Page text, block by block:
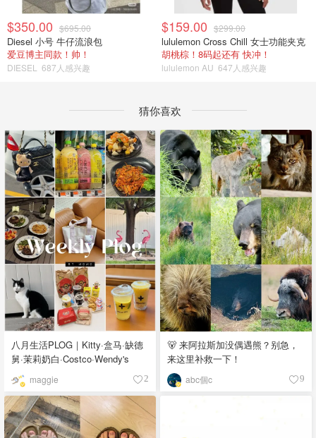
$350.00 $695.00
Diesel 小号 牛仔流浪包
爱豆博主同款！帅！
DIESEL 687人感兴趣
$159.00 $299.00
lululemon Cross Chill 女士功能夹克
胡桃棕！8码起还有 快冲！
lululemon AU 647人感兴趣
猜你喜欢
八月生活PLOG｜Kitty·盒马·缺德
舅·茉莉奶白·Costco·Wendy's
maggie 2
🐻 来阿拉斯加没偶遇熊？别急，
来这里补救一下！
abc個c 9